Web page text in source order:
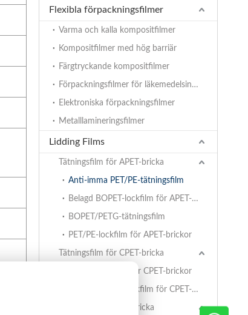
Flexibla förpackningsfilmer
Varma och kalla kompositfilmer
Kompositfilmer med hög barriär
Färgtryckande kompositfilmer
Förpackningsfilmer för läkemedelsindustrin
Elektroniska förpackningsfilmer
Metalllamineringsfilmer
Lidding Films
Tätningsfilm för APET-bricka
Anti-imma PET/PE-tätningsfilm
Belagd BOPET-lockfilm för APET-brickor
BOPET/PETG-tätningsfilm
PET/PE-lockfilm för APET-brickor
Tätningsfilm för CPET-bricka
PET/PE-lockfilm för CPET-brickor
Belagd BOPET-lockfilm för CPET-brickor
Tätningsfilm för PP-bricka